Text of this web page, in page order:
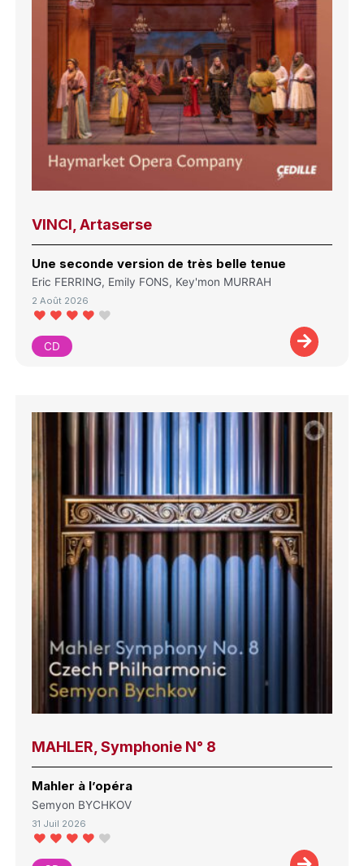
VINCI, Artaserse
Une seconde version de très belle tenue
Eric FERRING, Emily FONS, Key'mon MURRAH
2 Août 2026
CD
MAHLER, Symphonie N° 8
Mahler à l’opéra
Semyon BYCHKOV
31 Juil 2026